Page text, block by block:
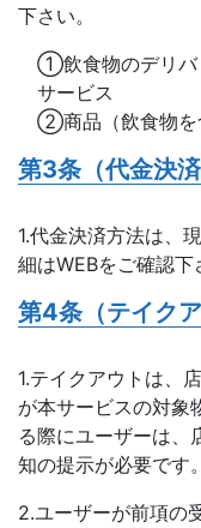
下さい。
①飲食物のデリバ
サービス
②商品（飲食物を
第3条（代金決済
1.代金決済方法は、
細はWEBをご確認下
第4条（テイクア
1.テイクアウトは、
が本サービスの対象
る際にユーザーは、
知の提示が必要です。
2.ユーザーが前項の